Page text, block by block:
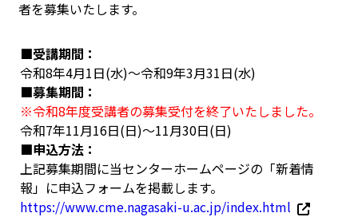
者を募集いたします。
■受講期間：
令和8年4月1日(水)～令和9年3月31日(水)
■募集期間：
※令和8年度受講者の募集受付を終了いたしました。
令和7年11月16日(日)～11月30日(日)
■申込方法：
上記募集期間に当センターホームページの「新着情
報」に申込フォームを掲載します。
https://www.cme.nagasaki-u.ac.jp/index.html